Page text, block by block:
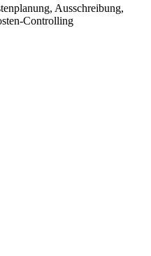
Ausschreibung,
Controlling